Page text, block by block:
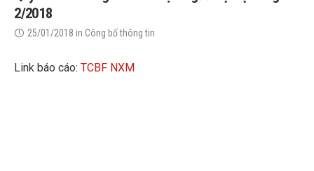
2/2018
25/01/2018 in Công bố thông tin
Link báo cáo: TCBF NXM